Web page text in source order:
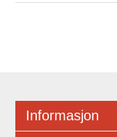
Informasjon